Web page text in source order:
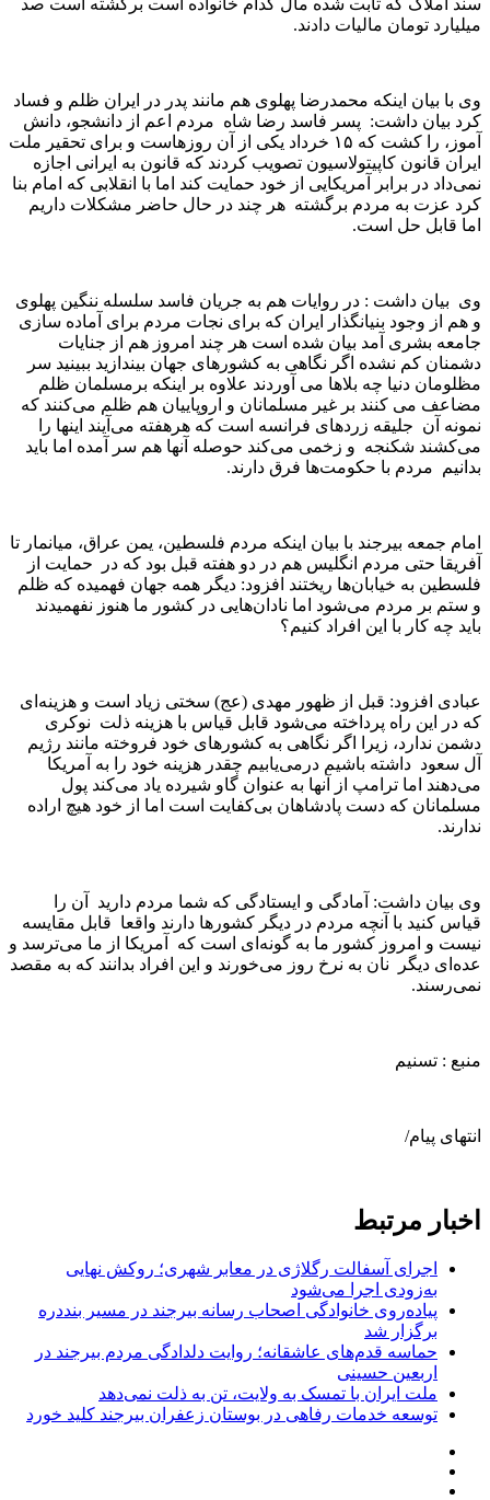
میلیارد تومان مالیات دادند.
وی با بیان اینکه محمدرضا پهلوی هم مانند پدر در ایران ظلم و فساد
کرد بیان داشت: پسر فاسد رضا شاه مردم اعم از ‌دانشجو، دانش
آموز، را کشت که ۱۵ خرداد یکی از آن روزهاست و برای تحقیر ملت
ایران قانون کاپیتولاسیون تصویب کردند که قانون به ایرانی اجازه
نمی‌داد در برابر آمریکایی از خود حمایت کند اما با انقلابی که امام بنا
کرد عزت به مردم برگشته هر چند در حال حاضر مشکلات داریم
اما قابل حل است.
وی بیان داشت : در روایات هم به جریان فاسد سلسله ننگین پهلوی
و هم از وجود بنیانگذار ایران که برای نجات مردم برای آماده سازی
جامعه بشری آمد بیان شده است هر چند امروز هم از جنایات
دشمنان کم نشده اگر نگاهی به کشورهای جهان بیندازید ببینید سر
مظلومان دنیا چه بلاها می آوردند علاوه بر اینکه برمسلمان ظلم
مضاعف می کنند بر غیر مسلمانان و اروپاییان هم ظلم می‌کنند که
نمونه آن جلیقه زرد‌های فرانسه است که هرهفته می‌آیند اینها را
می‌کشند شکنجه و زخمی می‌کند حوصله آنها هم سر آمده اما باید
بدانیم مردم با حکومت‌ها فرق دارند.
امام جمعه بیرجند با بیان اینکه مردم فلسطین، یمن عراق، میانمار تا
آفریقا حتی مردم انگلیس هم در دو هفته قبل بود که در حمایت از
فلسطین به خیابان‌ها ریختند افزود: دیگر همه جهان فهمیده که ظلم
و ستم بر مردم می‌شود اما نادان‌هایی در کشور ما هنوز نفهمیدند
باید چه کار با این افراد کنیم؟
عبادی افزود: قبل از ظهور مهدی (عج) سختی زیاد است و هزینه‌ای
که در این راه پرداخته می‌شود قابل قیاس با هزینه ذلت نوکری
دشمن ندارد‌، زیرا اگر نگاهی به کشورهای خود فروخته مانند رژیم
آل سعود داشته باشیم در‌می‌یابیم چقدر هزینه خود را به آمریکا
می‌دهند اما ترامپ از آنها به عنوان گاو شیرده یاد می‌کند پول
مسلمانان که دست پادشاهان بی‌کفایت است اما از خود هیچ اراده
ندارند.
وی بیان داشت: آمادگی و ایستادگی که شما مردم دارید آن را
قیاس کنید با آنچه مردم در دیگر کشورها دارند واقعا قابل مقایسه
نیست و امروز کشور ما به گونه‌ای است که آمریکا از ما می‌ترسد و
عده‌ای دیگر نان به نرخ روز می‌خورند و این افراد بدانند که به مقصد
نمی‌رسند.
منبع : تسنیم
انتهای پیام/
اخبار مرتبط
اجرای آسفالت رگلاژی در معابر شهری؛ روکش نهایی
به‌زودی اجرا می‌شود
پیاده‌روی خانوادگی اصحاب رسانه بیرجند در مسیر بنددره
برگزار شد
حماسه قدم‌های عاشقانه؛ روایت دلدادگی مردم بیرجند در
اربعین حسینی
ملت ایران با تمسک به ولایت، تن به ذلت نمی‌دهد
توسعه خدمات رفاهی در بوستان زعفران بیرجند کلید خورد